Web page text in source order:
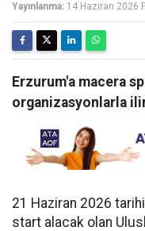
Yayınlanma: 14 Haziran 2026
Erzurum'a macera
organizasyonlarla
21 Haziran 2026
start alacak olan